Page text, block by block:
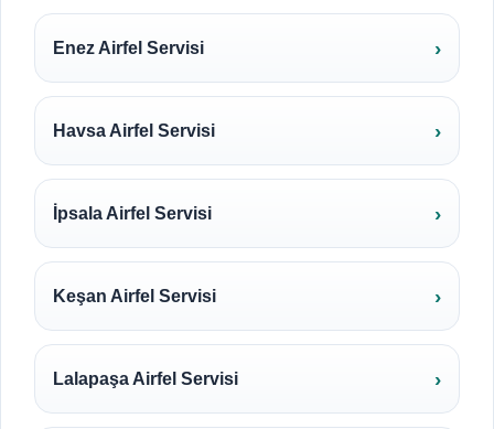
Enez Airfel Servisi
Havsa Airfel Servisi
İpsala Airfel Servisi
Keşan Airfel Servisi
Lalapaşa Airfel Servisi